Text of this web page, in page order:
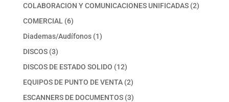
COLABORACION Y COMUNICACIONES UNIFICADAS 22
COMERCIAL 66
productos
Diademas/Audífonos 11
DISCOS 33
productos
DISCOS DE ESTADO SOLIDO 1212
productos
EQUIPOS DE PUNTO DE VENTA 22
productos
ESCANNERS DE DOCUMENTOS 33